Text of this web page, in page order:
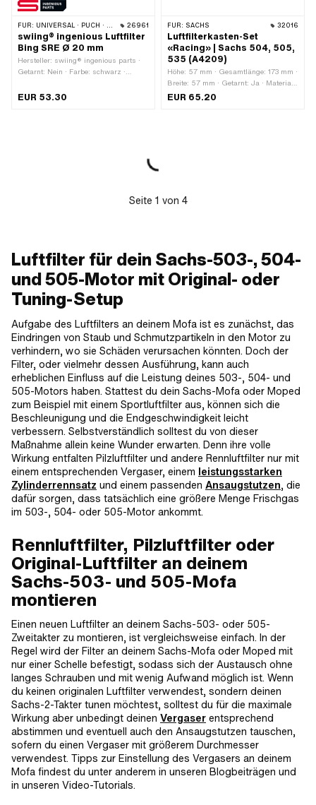
FÜR: UNIVERSAL · PUCH · SACHS 26961
swiing® ingenious Luftfilter
Bing SRE Ø 20 mm
Hersteller: swiing® ingenious parts ·
Getarnt: Nein · Farbe: schwarz ·
· Gesamtlänge: 28 mm · Ø Anschluss
EUR 53.30
FÜR: SACHS 32016
Luftfilterkasten-Set
«Racing» | Sachs 504, 505,
535 (A4209)
Höhe: 57 mm · Gesamtlänge: 173 mm ·
Breite: 57 mm · Getarnt: Ja · Material:
Kunststoff · Material: Papier ·
EUR 65.20
Seite 1 von 4
Luftfilter für dein Sachs-503-, 504-
und 505-Motor mit Original- oder
Tuning-Setup
Aufgabe des Luftfilters an deinem Mofa ist es zunächst, das
Eindringen von Staub und Schmutzpartikeln in den Motor zu
verhindern, wo sie Schäden verursachen könnten. Doch der
Filter, oder vielmehr dessen Ausführung, kann auch
erheblichen Einfluss auf die Leistung deines 503-, 504- und
505-Motors haben. Stattest du dein Sachs-Mofa oder Moped
zum Beispiel mit einem Sportluftfilter aus, können sich die
Beschleunigung und die Endgeschwindigkeit leicht
verbessern. Selbstverständlich solltest du von dieser
Maßnahme allein keine Wunder erwarten. Denn ihre volle
Wirkung entfalten Pilzluftfilter und andere Rennluftfilter nur mit
einem entsprechenden Vergaser, einem leistungsstarken
Zylinderrennsatz und einem passenden Ansaugstutzen, die
dafür sorgen, dass tatsächlich eine größere Menge Frischgas
im 503-, 504- oder 505-Motor ankommt.
Rennluftfilter, Pilzluftfilter oder
Original-Luftfilter an deinem
Sachs-503- und 505-Mofa
montieren
Einen neuen Luftfilter an deinem Sachs-503- oder 505-
Zweitakter zu montieren, ist vergleichsweise einfach. In der
Regel wird der Filter an deinem Sachs-Mofa oder Moped mit
nur einer Schelle befestigt, sodass sich der Austausch ohne
langes Schrauben und mit wenig Aufwand möglich ist. Wenn
du keinen originalen Luftfilter verwendest, sondern deinen
Sachs-2-Takter tunen möchtest, solltest du für die maximale
Wirkung aber unbedingt deinen Vergaser entsprechend
abstimmen und eventuell auch den Ansaugstutzen tauschen,
sofern du einen Vergaser mit größerem Durchmesser
verwendest. Tipps zur Einstellung des Vergasers an deinem
Mofa findest du unter anderem in unseren Blogbeiträgen und
in unseren Video-Tutorials.